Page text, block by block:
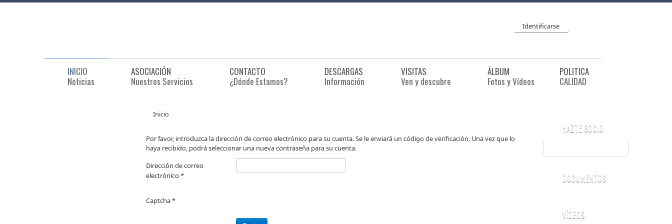
Identificarse
INICIO
Noticias
ASOCIACIÓN
Nuestros Servicios
CONTACTO
¿Dónde Estamos?
DESCARGAS
Información
VISITAS
Ven y descubre
ÁLBUM
Fotos y Vídeos
POLITICA
CALIDAD
Inicio
Por favor, introduzca la dirección de correo electrónico para su cuenta. Se le enviará un código de verificación. Una vez que lo
haya recibido, podrá seleccionar una nueva contraseña para su cuenta.
Dirección de correo
electrónico*
Captcha*
HAZTE SOCIO
DOCUMENTOS
VÍDEOS